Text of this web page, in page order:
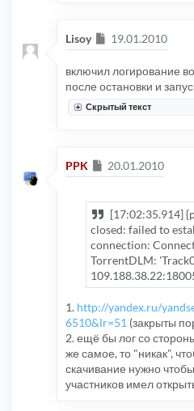
Lisoy Сообщение
19.01.2010
включил логирование
после остановки и
Скрытый текст
PPK Сообщение
20.01.2010
[17:02:35.914]
closed: failed to
connection:
TorrentDLM:
1. http://yandex.ru/
6510&lr=51 (закрыты
2. ещё бы лог со
же самое, то "никак",
скачивание нужно
участников имел